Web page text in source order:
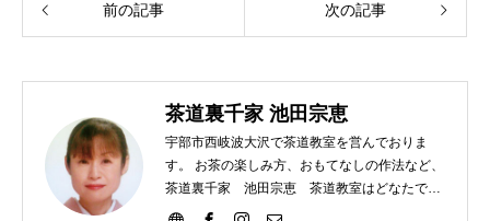
前の記事 次の記事
茶道裏千家 池田宗恵
宇部市西岐波大沢で茶道教室を営んでおりま
す。 お茶の楽しみ方、おもてなしの作法など、
茶道裏千家 池田宗恵 茶道教室はどなたでも
ご参加いただけます。